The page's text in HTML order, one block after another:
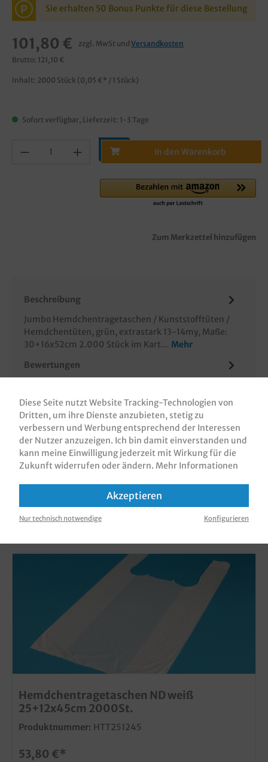
P Sie erhalten 50 Bonus Punkte für diese Bestellung
101,80 € zzgl. MwSt und Versandkosten
Brutto: 121,10 €
Inhalt: 2000 Stück (0,05 €* / 1 Stück)
Sofort verfügbar, Lieferzeit: 1-3 Tage
In den Warenkorb
Zum Merkzettel hinzufügen
Beschreibung
Jumbo Hemdchentragetaschen / Kunststofftüten /
Hemdchentüten, grün, extrastark 13-14my, Maße:
30+16x52cm 2.000 Stück im Kart… Mehr
Bewertungen
KUNDEN, DIE DIESES PRODUKT GEKAUFT
HABEN, HABEN AUCH DIESE PRODUKTE
Hemdchentragetaschen ND weiß
25+12x45cm 2000St.
Produktnummer: HTT251245
53,80 €*
Diese Seite nutzt Website Tracking-Technologien von
Dritten, um ihre Dienste anzubieten, stetig zu
verbessern und Werbung entsprechend der Interessen
der Nutzer anzuzeigen. Ich bin damit einverstanden und
kann meine Einwilligung jederzeit mit Wirkung für die
Zukunft widerrufen oder ändern. Mehr Informationen
Akzeptieren
Nur technisch notwendige Konfigurieren